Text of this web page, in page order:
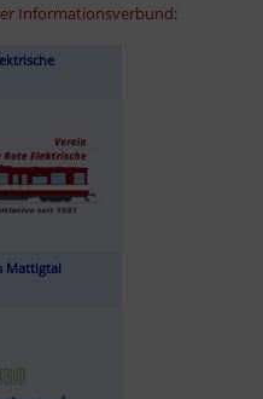
Informationsverbund:
Mattigtal